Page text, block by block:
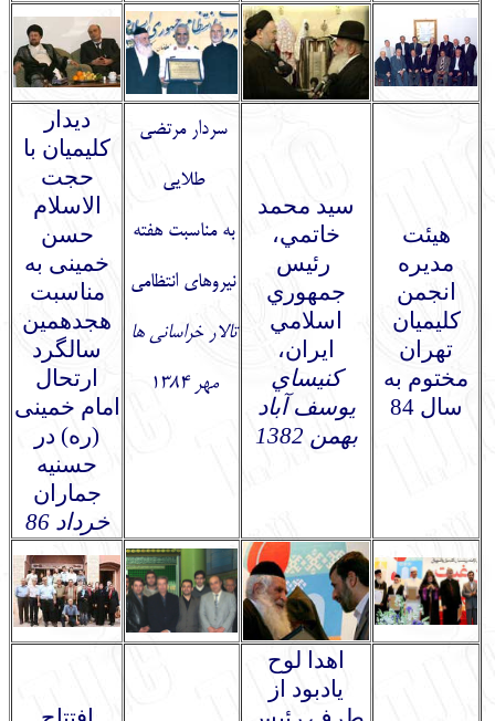
هيئت
مديره
انجمن
كليميان
تهران
مختوم به
سال 84
سيد محمد
خاتمي،
رئيس
جمهوري
اسلامي
ايران،
كنيساي
يوسف‏ آباد
بهمن 1382
سردار مرتضي
طلايي
به مناسبت هفته
نيروهاي انتظامي
تالار خراساني ها
مهر 1384
دیدار
کلیمیان با
حجت
الاسلام
حسن
خمینی به
مناسبت
هجدهمین
سالگرد
ارتحال
امام خمینی
(ره) در
حسنیه
جماران
خرداد 86
اهدا لوح
یادبود از